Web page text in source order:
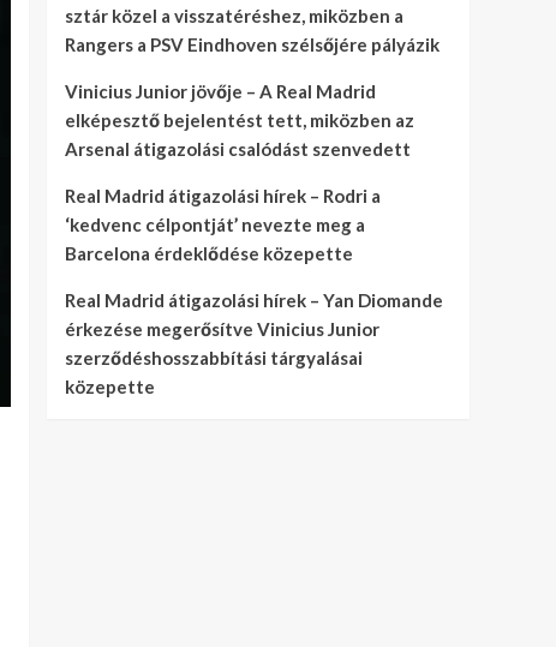
sztár közel a visszatéréshez, miközben a
Rangers a PSV Eindhoven szélsőjére pályázik
Vinicius Junior jövője – A Real Madrid
elképesztő bejelentést tett, miközben az
Arsenal átigazolási csalódást szenvedett
Real Madrid átigazolási hírek – Rodri a
‘kedvenc célpontját’ nevezte meg a
Barcelona érdeklődése közepette
Real Madrid átigazolási hírek – Yan Diomande
érkezése megerősítve Vinicius Junior
szerződéshosszabbítási tárgyalásai
közepette